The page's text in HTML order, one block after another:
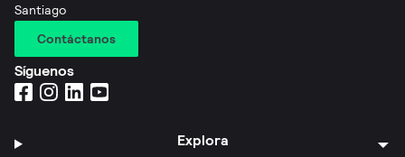
Santiago
Contáctanos
Síguenos
Explora